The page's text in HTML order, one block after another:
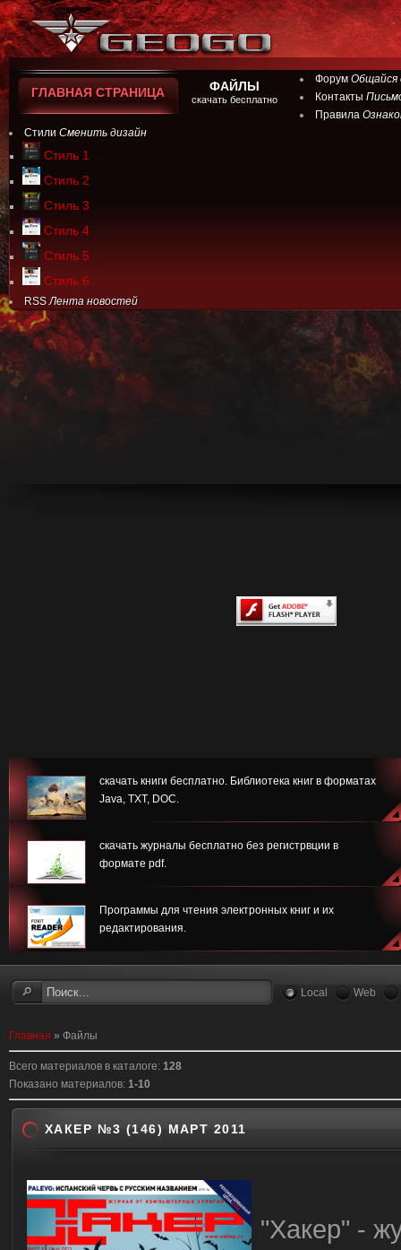
ГЛАВНАЯ СТРАНИЦА ФАЙЛЫ
скачать бесплатно
Форум Общайся
Контакты
Правила
Стили Сменить дизайн
Стиль 1
Стиль 2
Стиль 3
Стиль 4
Стиль 5
Стиль 6
RSSЛента новостей
скачать книги бесплатно. Библиотека книг в форматах
Java, TXT, DOC.
скачать журналы бесплатно без регистрвции в
формате pdf.
Программы для чтения электронных книг и их
редактирования.
Local Web
Главная » Файлы
Всего материалов в каталоге: 128
Показано материалов: 1-10
ХАКЕР №3 (146) МАРТ 2011
"Хакер" -